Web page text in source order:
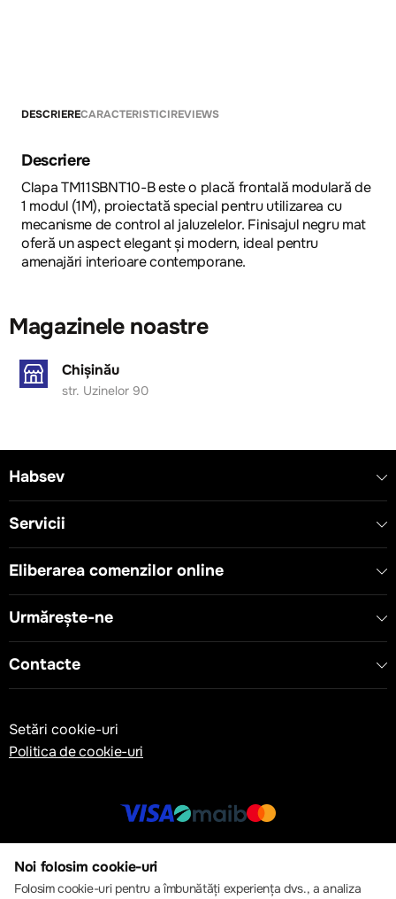
DESCRIERECARACTERISTICIREVIEWS
Descriere
Clapa TM11SBNT10-B este o placă frontală modulară de
1 modul (1M), proiectată special pentru utilizarea cu
mecanisme de control al jaluzelelor. Finisajul negru mat
oferă un aspect elegant și modern, ideal pentru
amenajări interioare contemporane.
Magazinele noastre
Chișinău
str. Uzinelor 90
Habsev
Servicii
Eliberarea comenzilor online
Urmărește-ne
Contacte
Setări cookie-uri
Politica de cookie-uri
© 2013 – 2026 ECOM
Noi folosim cookie-uri
Folosim cookie-uri pentru a îmbunătăți experiența dvs., a analiza